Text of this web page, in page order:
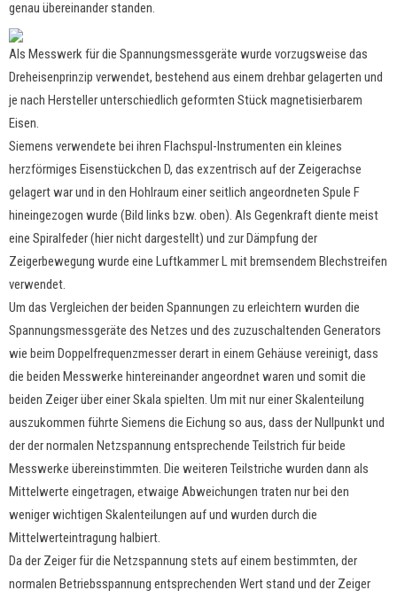
genau übereinander standen.
Als Messwerk für die Spannungsmessgeräte wurde vorzugsweise das
Dreheisenprinzip verwendet, bestehend aus einem drehbar gelagerten und
je nach Hersteller unterschiedlich geformten Stück magnetisierbarem
Eisen.
Siemens verwendete bei ihren Flachspul-Instrumenten ein kleines
herzförmiges Eisenstückchen D, das exzentrisch auf der Zeigerachse
gelagert war und in den Hohlraum einer seitlich angeordneten Spule F
hineingezogen wurde (Bild links bzw. oben). Als Gegenkraft diente meist
eine Spiralfeder (hier nicht dargestellt) und zur Dämpfung der
Zeigerbewegung wurde eine Luftkammer L mit bremsendem Blechstreifen
verwendet.
Um das Vergleichen der beiden Spannungen zu erleichtern wurden die
Spannungsmessgeräte des Netzes und des zuzuschaltenden Generators
wie beim Doppelfrequenzmesser derart in einem Gehäuse vereinigt, dass
die beiden Messwerke hintereinander angeordnet waren und somit die
beiden Zeiger über einer Skala spielten. Um mit nur einer Skalenteilung
auszukommen führte Siemens die Eichung so aus, dass der Nullpunkt und
der der normalen Netzspannung entsprechende Teilstrich für beide
Messwerke übereinstimmten. Die weiteren Teilstriche wurden dann als
Mittelwerte eingetragen, etwaige Abweichungen traten nur bei den
weniger wichtigen Skalenteilungen auf und wurden durch die
Mittelwerteintragung halbiert.
Da der Zeiger für die Netzspannung stets auf einem bestimmten, der
normalen Betriebsspannung entsprechenden Wert stand und der Zeiger